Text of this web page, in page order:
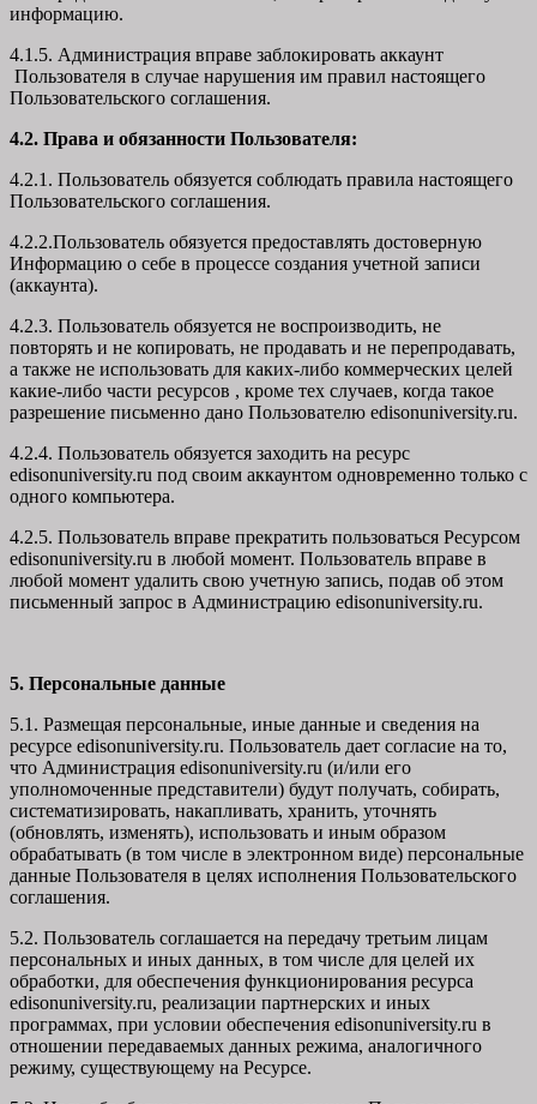
информацию.
4.1.5. Администрация вправе заблокировать аккаунт
Пользователя в случае нарушения им правил настоящего
Пользовательского соглашения.
4.2. Права и обязанности Пользователя:
4.2.1. Пользователь обязуется соблюдать правила настоящего
Пользовательского соглашения.
4.2.2.Пользователь обязуется предоставлять достоверную
Информацию о себе в процессе создания учетной записи
(аккаунта).
4.2.3. Пользователь обязуется не воспроизводить, не
повторять и не копировать, не продавать и не перепродавать,
а также не использовать для каких-либо коммерческих целей
какие-либо части ресурсов , кроме тех случаев, когда такое
разрешение письменно дано Пользователю edisonuniversity.ru.
4.2.4. Пользователь обязуется заходить на ресурс
edisonuniversity.ru под своим аккаунтом одновременно только с
одного компьютера.
4.2.5. Пользователь вправе прекратить пользоваться Ресурсом
edisonuniversity.ru в любой момент. Пользователь вправе в
любой момент удалить свою учетную запись, подав об этом
письменный запрос в Администрацию edisonuniversity.ru.
5. Персональные данные
5.1. Размещая персональные, иные данные и сведения на
ресурсе edisonuniversity.ru. Пользователь дает согласие на то,
что Администрация edisonuniversity.ru (и/или его
уполномоченные представители) будут получать, собирать,
систематизировать, накапливать, хранить, уточнять
(обновлять, изменять), использовать и иным образом
обрабатывать (в том числе в электронном виде) персональные
данные Пользователя в целях исполнения Пользовательского
соглашения.
5.2. Пользователь соглашается на передачу третьим лицам
персональных и иных данных, в том числе для целей их
обработки, для обеспечения функционирования ресурса
edisonuniversity.ru, реализации партнерских и иных
программах, при условии обеспечения edisonuniversity.ru в
отношении передаваемых данных режима, аналогичного
режиму, существующему на Ресурсе.